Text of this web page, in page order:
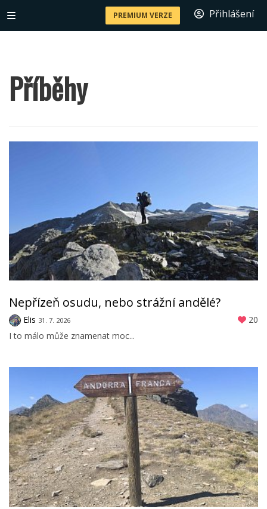
PREMIUM VERZE Přihlášení
Příběhy
Nepřízeň osudu, nebo strážní andělé?
Elis 31. 7. 2026
20
I to málo může znamenat moc...